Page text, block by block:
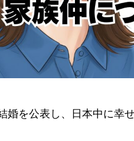
婚を公表し、日本中に幸